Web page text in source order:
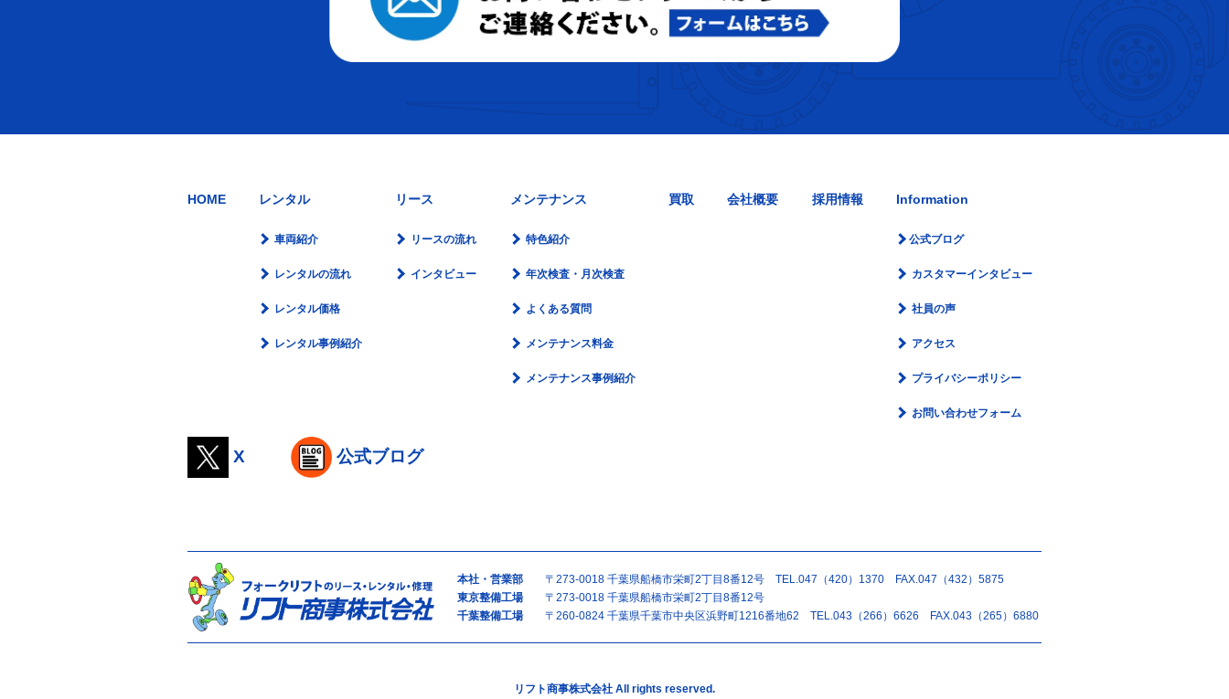
HOME レンタル
車両紹介
レンタルの流れ
レンタル価格
レンタル事例紹介
リース
リースの流れ
インタビュー
メンテナンス
特色紹介
年次検査・月次検査
よくある質問
メンテナンス料金
メンテナンス事例紹介
買取 会社概要 採用情報 Information
公式ブログ
カスタマーインタビュー
社員の声
アクセス
プライバシーポリシー
お問い合わせフォーム
X 公式ブログ
本社・営業部
〒273-0018 千葉県船橋市栄町2丁目8番12号 TEL.047（420）1370 FAX.047（432）5875
東京整備工場
〒273-0018 千葉県船橋市栄町2丁目8番12号
千葉整備工場
〒260-0824 千葉県千葉市中央区浜野町1216番地62 TEL.043（266）6626 FAX.043（265）6880
リフト商事株式会社 All rights reserved.